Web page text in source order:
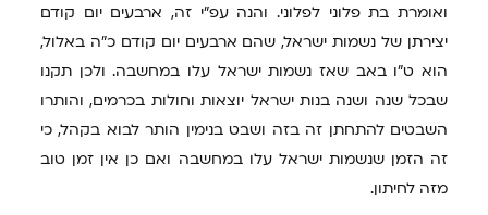
ואומרת בת פלוני לפלוני. והנה עפ"י זה, ארבעים יום קודם
יצירתן של נשמות ישראל, שהם ארבעים יום קודם כ"ה באלול,
הוא ט"ו באב שאז נשמות ישראל עלו במחשבה. ולכן תקנו
שבכל שנה ושנה בנות ישראל יוצאות וחולות בכרמים, והותרו
השבטים להתחתן זה בזה ושבט בנימין הותר לבוא בקהל, כי
זה הזמן שנשמות ישראל עלו במחשבה ואם כן אין זמן טוב
מזה לחיתון.